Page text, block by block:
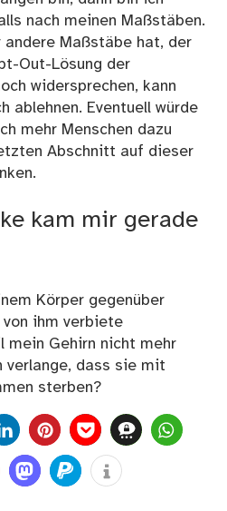
nach meinen Maßstäben.
andere Maßstäbe hat, der
Out-Lösung der
widersprechen, kann
ablehnen. Eventuell würde
mehr Menschen dazu
Abschnitt auf dieser
kam mir gerade
Körper gegenüber
von ihm verbiete
mein Gehirn nicht mehr
verlange, dass sie mit
sterben?
0